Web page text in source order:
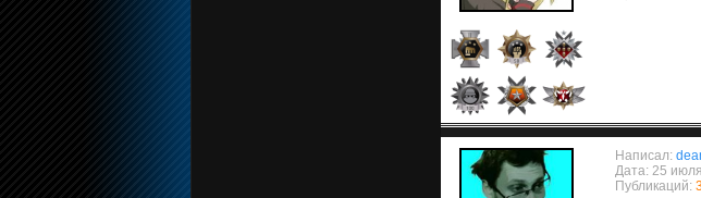
Написал:
Дата: 25
Публикаций: